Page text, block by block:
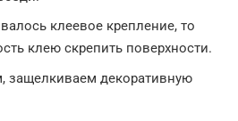
клеевое крепление, то
клею скрепить поверхности.
защелкиваем декоративную